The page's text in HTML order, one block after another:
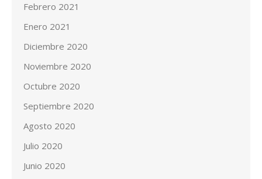
Febrero 2021
Enero 2021
Diciembre 2020
Noviembre 2020
Octubre 2020
Septiembre 2020
Agosto 2020
Julio 2020
Junio 2020